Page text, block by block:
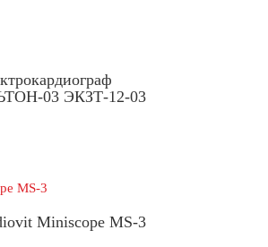
03 ЭКЗТ-12-03
Miniscope МS-3